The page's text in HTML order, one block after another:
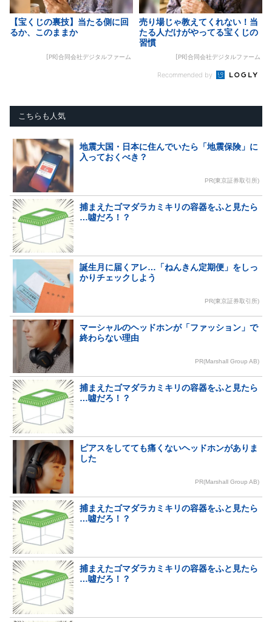
【宝くじの裏技】当たる側に回
るか、このままか
[PR]合同会社デジタルファーム
売り場じゃ教えてくれない！当
たる人だけがやってる宝くじの
習慣
[PR]合同会社デジタルファーム
Recommended by
こちらも人気
地震大国・日本に住んでいたら「地震保険」に
入っておくべき？
PR(東京証券取引所)
捕まえたゴマダラカミキリの容器をふと見たら
…噓だろ！？
誕生月に届くアレ…「ねんきん定期便」をしっ
かりチェックしよう
PR(東京証券取引所)
マーシャルのヘッドホンが「ファッション」で
終わらない理由
PR(Marshall Group AB)
捕まえたゴマダラカミキリの容器をふと見たら
…噓だろ！？
ピアスをしてても痛くないヘッドホンがありま
した
PR(Marshall Group AB)
捕まえたゴマダラカミキリの容器をふと見たら
…噓だろ！？
捕まえたゴマダラカミキリの容器をふと見たら
…噓だろ！？